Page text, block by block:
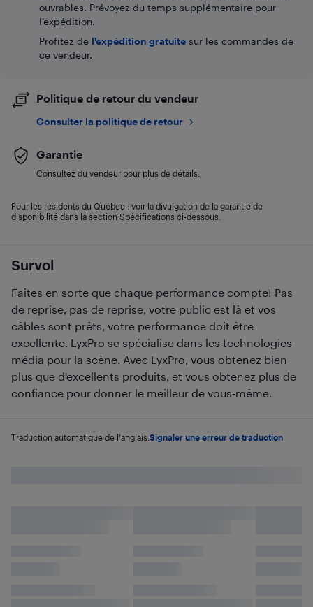
Survol
Faites en sorte que chaque performance compte! Pas
de reprise, pas de reprise, votre public est là et vos
câbles sont prêts, votre performance doit être
excellente. LyxPro se spécialise dans les technologies
média pour la scène. Avec LyxPro, vous obtenez bien
plus que d'excellents produits, et vous obtenez plus de
confiance pour donner le meilleur de vous-même.
Traduction automatique de l'anglais. Signaler une erreur de traduction
ouvrables. Prévoyez du temps supplémentaire pour
l’expédition.
Profitez de l'expédition gratuite sur les commandes de
ce vendeur.
Politique de retour du vendeur
Consulter la politique de retour
Garantie
Consultez du vendeur pour plus de détails.
Pour les résidents du Québec : voir la divulgation de la garantie de
disponibilité dans la section Spécifications ci-dessous.